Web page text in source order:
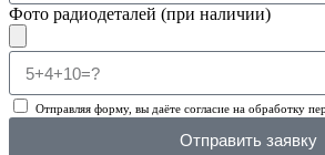
Фото радиодеталей (при наличии)
Отправляя форму, вы даёте согласие на обработку
Отправить заявку